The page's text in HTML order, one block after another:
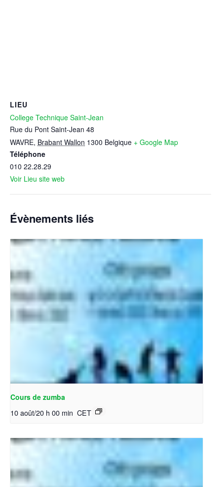
LIEU
College Technique Saint-Jean
Rue du Pont Saint-Jean 48
WAVRE, Brabant Wallon 1300 Belgique + Google Map
Téléphone
010 22.28.29
Voir Lieu site web
Évènements liés
Cours de zumba
10 août/20 h 00 min CET